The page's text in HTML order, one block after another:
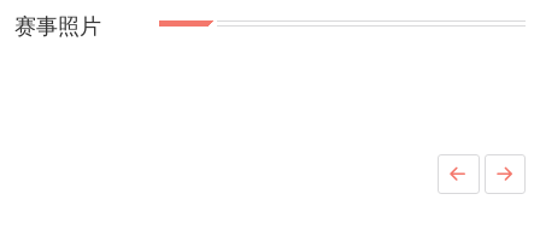
美国茱丽亚音乐学院声乐系系主任美国著名音乐制作人
赛事照片